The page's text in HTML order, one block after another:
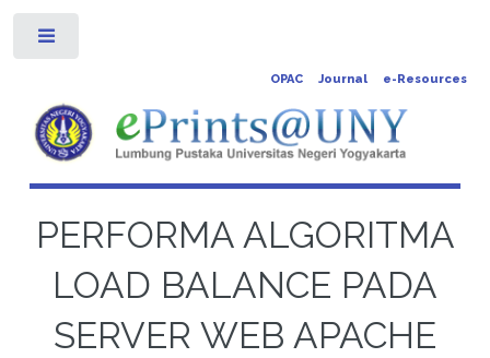
OPAC Journal e-Resources
PERFORMA ALGORITMA
LOAD BALANCE PADA
SERVER WEB APACHE